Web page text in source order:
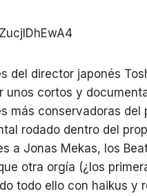
del director japonés
unos cortos y
más conservadoras
rodado dentro del
a Jonas Mekas, los
otra orgía (¿los
todo ello con haikus y